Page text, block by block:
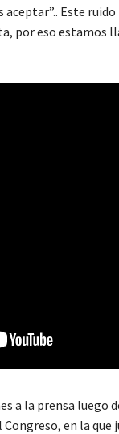
Este
por eso estamos
a la prensa luego
en la